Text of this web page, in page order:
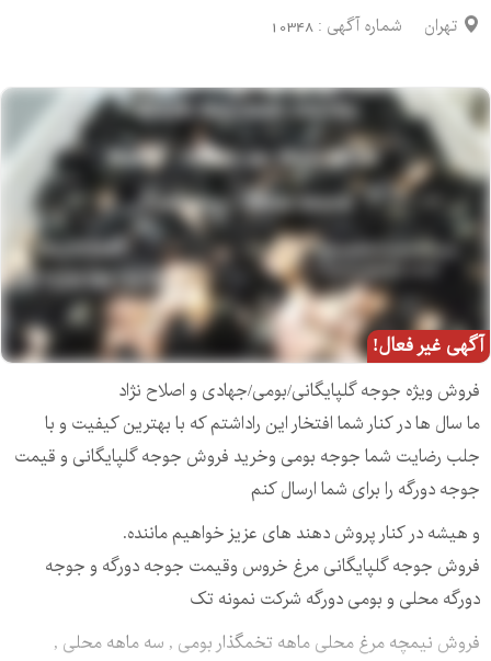
تهران شماره آگهی : 10348
آگهی غیر فعال!
فروش ویژه جوجه گلپایگانی/بومی/جهادی و اصلاح نژاد
ما سال ها در کنار شما افتخار این راداشتم که با بهترین کیفیت و با
جلب رضایت شما جوجه بومی وخرید فروش جوجه گلپایگانی و قیمت
جوجه دورگه را برای شما ارسال کنم
و هیشه در کنار پروش دهند های عزیز خواهیم ماننده.
فروش جوجه گلپایگانی مرغ خروس وقیمت جوجه دورگه و جوجه
دورگه محلی و بومی دورگه شرکت نمونه تک
فروش نیمچه مرغ محلی ماهه تخمگذار بومی , سه ماهه محلی ,